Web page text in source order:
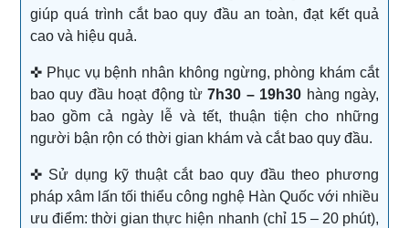
giúp quá trình cắt bao quy đầu an toàn, đạt kết quả
cao và hiệu quả.
✜ Phục vụ bệnh nhân không ngừng, phòng khám cắt
bao quy đầu hoạt động từ7h30 – 19h30 hàng ngày,
bao gồm cả ngày lễ và tết, thuận tiện cho những
người bận rộn có thời gian khám và cắt bao quy đầu.
✜ Sử dụng kỹ thuật cắt bao quy đầu theo phương
pháp xâm lấn tối thiểu công nghệ Hàn Quốc với nhiều
ưu điểm: thời gian thực hiện nhanh (chỉ 15 – 20 phút),